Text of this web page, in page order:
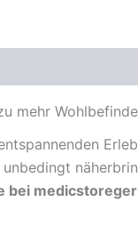
mehr
bei